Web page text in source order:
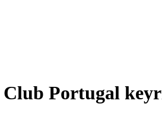
Portugal